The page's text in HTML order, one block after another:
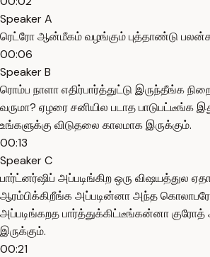
Speaker A
ரெட்ரோ ஆன்மீகம் வழங்கும் புத்தாண்டு
00:06
Speaker B
ரொம்ப நாளா எதிர்பார்த்துட்டு இருந்தீங்க
வருமா? ஏழரை சனியில படாத பாடுபட்டீங்க
உங்களுக்கு விடுதலை காலமாக இருக்கும்.
00:13
Speaker C
பார்ட்னர்ஷிப் அப்படிங்கிற ஒரு விஷயத்துல
ஆரம்பிக்கிறீங்க அப்படின்னா அந்த
அப்படிங்கறத பார்த்துக்கிட்டீங்கன்னா குரோத்
இருக்கும்.
00:21